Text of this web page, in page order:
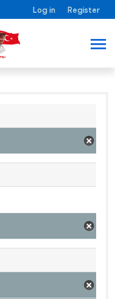
Log in Register